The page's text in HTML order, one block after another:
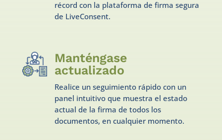
récord con la plataforma de firma segura
de LiveConsent.
Manténgase
actualizado
Realice un seguimiento rápido con un
panel intuitivo que muestra el estado
actual de la firma de todos los
documentos, en cualquier momento.